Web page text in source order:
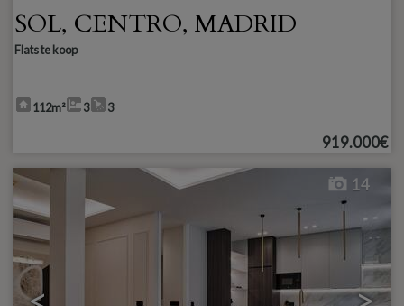
SOL, CENTRO, MADRID
Flats te koop
112m² 3 3
919.000€
14